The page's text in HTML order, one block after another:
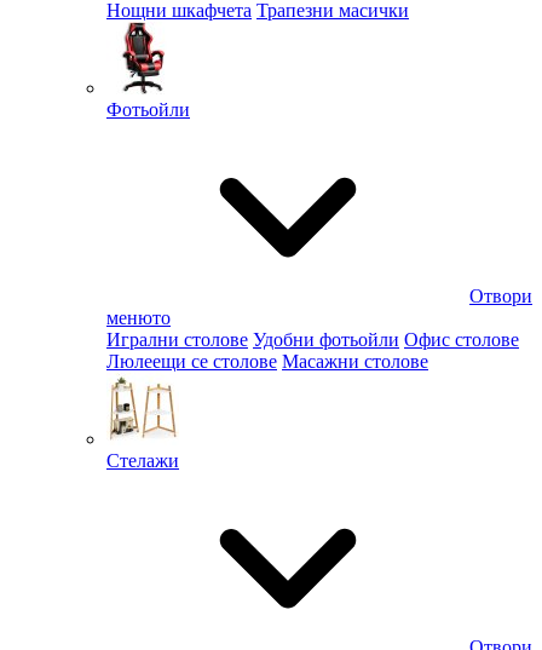
Нощни шкафчета Трапезни масички
Фотьойли
Отвори
менюто
Игрални столове Удобни фотьойли Офис столове
Люлеещи се столове Масажни столове
Стелажи